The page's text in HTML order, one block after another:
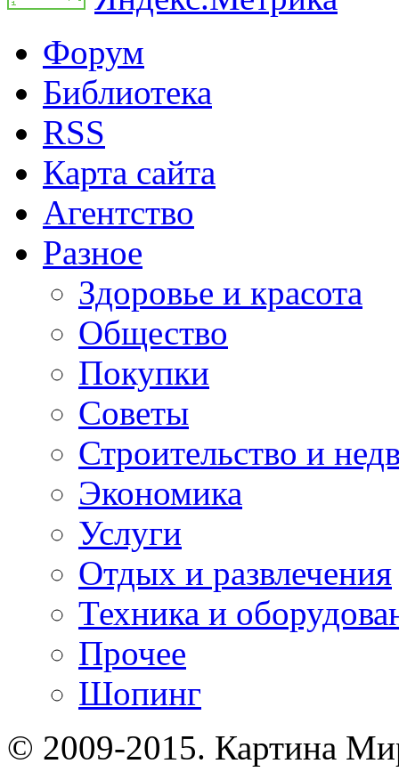
Форум
Библиотека
RSS
Карта сайта
Агентство
Разное
Здоровье и красота
Общество
Покупки
Советы
Строительство и
Экономика
Услуги
Отдых и развлечения
Техника и
Прочее
Шопинг
© 2009-2015. Картина